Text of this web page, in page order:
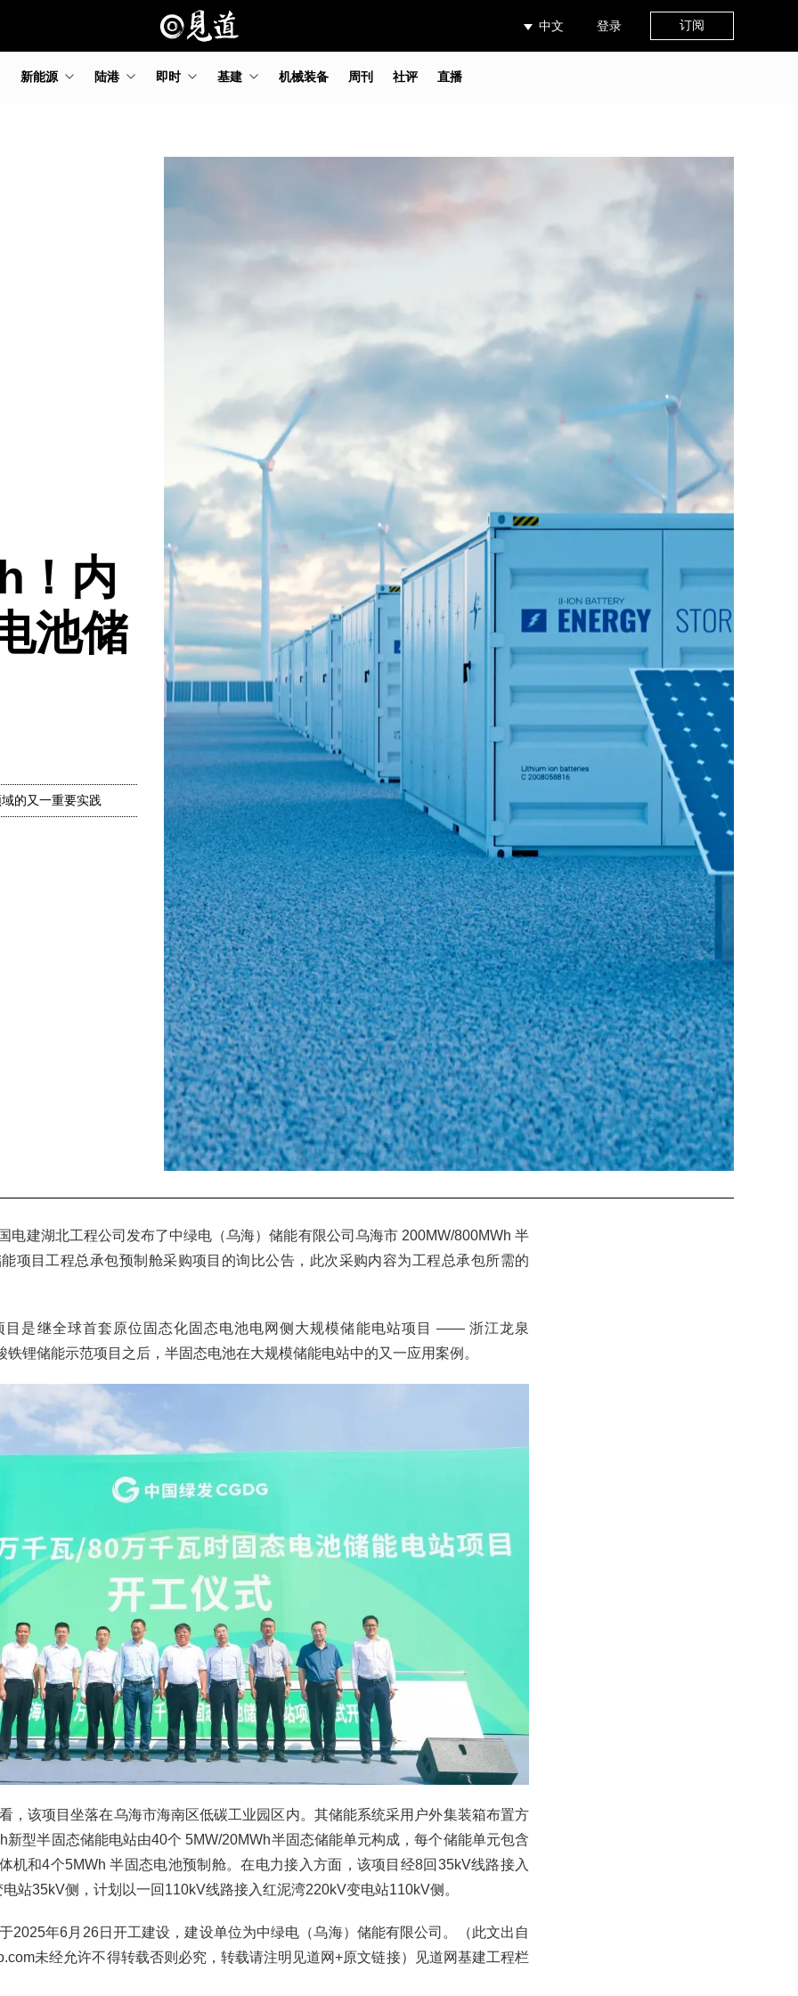
中文 登录 订阅
新能源 陆港 即时 基建 机械装备 周刊 社评 直播
！内
池储
的又一重要实践
电建湖北工程公司发布了中绿电（乌海）储能有限公司乌海市 200MW/800MWh 半
项目工程总承包预制舱采购项目的询比公告，此次采购内容为工程总承包所需的
目是继全球首套原位固态化固态电池电网侧大规模储能电站项目 —— 浙江龙泉
铁锂储能示范项目之后，半固态电池在大规模储能电站中的又一应用案例。
，该项目坐落在乌海市海南区低碳工业园区内。其储能系统采用户外集装箱布置方
新型半固态储能电站由40个 5MW/20MWh半固态储能单元构成，每个储能单元包含
机和4个5MWh 半固态电池预制舱。在电力接入方面，该项目经8回35kV线路接入
站35kV侧，计划以一回110kV线路接入红泥湾220kV变电站110kV侧。
2025年6月26日开工建设，建设单位为中绿电（乌海）储能有限公司。（此文出自
未经允许不得转载否则必究，转载请注明见道网+原文链接）见道网基建工程栏